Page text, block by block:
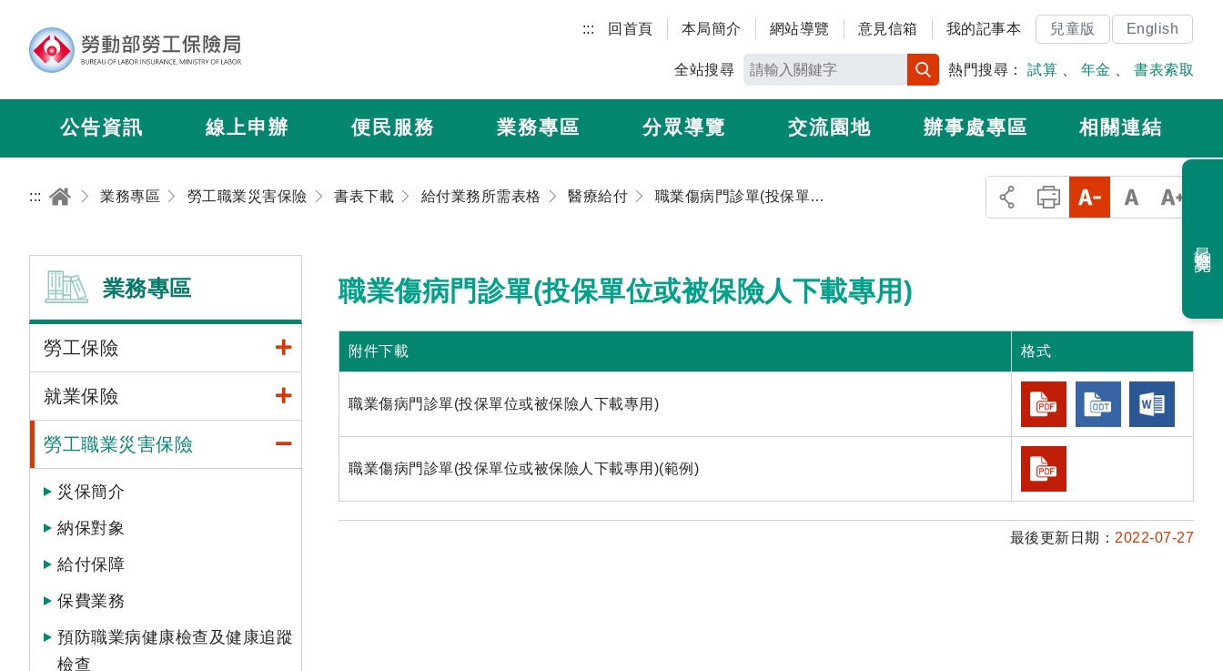
::: 回首頁 本局簡介 網站導覽 意見信箱 我的記事本 兒童版 English
全站搜尋 熱門搜尋： 試算 年金 書表索取
公告資訊 線上申辦 便民服務 業務專區 分眾導覽 交流園地 辦事處專區 相關連結
::: 業務專區 勞工職業災害保險 書表下載 給付業務所需表格 醫療給付 職業傷病門診單(投保單位或被保險人下載專用)
業務專區
勞工保險
就業保險
勞工職業災害保險
災保簡介
納保對象
給付保障
保費業務
預防職業病健康檢查及健康追蹤
檢查
職業傷病門診單(投保單位或被保險人下載專用)
附件下載 格式
職業傷病門診單(投保單位或被保險人下載專用)
職業傷病門診單(投保單位或被保險人下載專用)(範例)
最後更新日期： 2022-07-27